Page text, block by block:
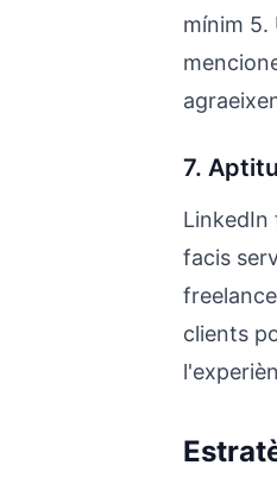
mínim 5.
7.
LinkedIn
facis
clients